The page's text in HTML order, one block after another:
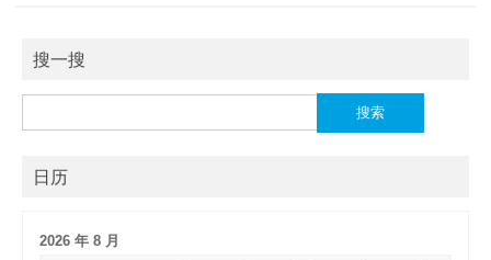
搜一搜
索：
日历
2026 年 8 月